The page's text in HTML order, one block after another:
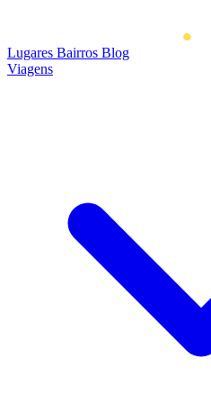
Lugares Bairros Blog
Viagens